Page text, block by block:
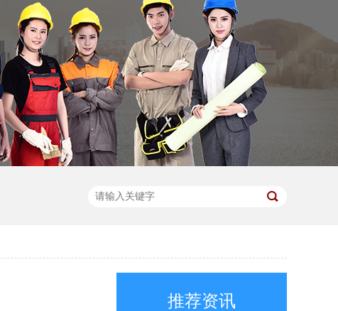
推荐资讯